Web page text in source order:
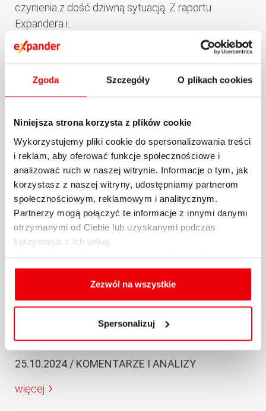
Zgoda Szczegóły O plikach cookies
Niniejsza strona korzysta z plików cookie
Wykorzystujemy pliki cookie do spersonalizowania treści
i reklam, aby oferować funkcje społecznościowe i
analizować ruch w naszej witrynie. Informacje o tym, jak
korzystasz z naszej witryny, udostępniamy partnerom
społecznościowym, reklamowym i analitycznym.
Partnerzy mogą połączyć te informacje z innymi danymi
otrzymanymi od Ciebie lub uzyskanymi podczas
korzystania z ich usług.
cookies, celu i sposobu korzystania z nich przez nas
oraz zmiany ustawień plików cookies a także ich
usuwania z przeglądarki internetowej, znajdują się
Zezwól na wszystkie
Spersonalizuj
czynienia z dość dziwną sytuacją. Z raportu
Expandera i...
29.10.2024 / KOMENTARZE I ANALIZY
więcej
Raport Expandera i Rentier.io –
kw. 2024 r...
Po ogromnych wzrostach kosztów najmu w
2022 r. na rynku panowała względna stabilizacja.
Co prawda...
25.10.2024 / KOMENTARZE I ANALIZY
więcej